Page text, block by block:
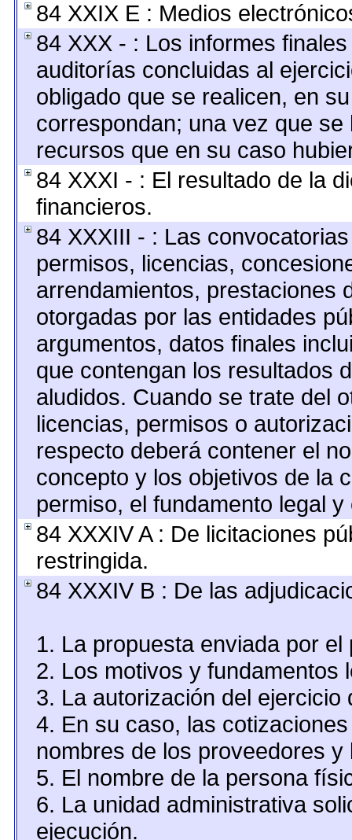
84 XXIX E : Medios
84 XXX - : Los informes
auditorías concluidas al
obligado que se realicen, en
correspondan; una vez que
recursos que en su caso
84 XXXI - : El resultado de la
financieros.
84 XXXIII - : Las
permisos, licencias,
arrendamientos, prestaciones
otorgadas por las entidades
argumentos, datos finales
que contengan los resultados
aludidos. Cuando se trate del
licencias, permisos o
respecto deberá contener el
concepto y los objetivos de la
permiso, el fundamento legal
84 XXXIV A : De licitaciones
restringida.
84 XXXIV B : De las
1. La propuesta enviada por el
2. Los motivos y fundamentos
3. La autorización del ejercicio
4. En su caso, las
nombres de los proveedores y
5. El nombre de la persona
6. La unidad administrativa
ejecución.